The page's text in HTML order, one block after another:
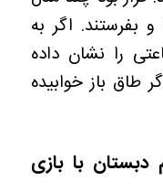
اگر به
را نشان داده
طاق باز خوابیده
با بازی